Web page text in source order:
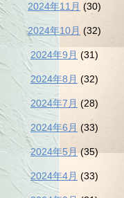
2024年11月 (30)
2024年10月 (32)
2024年9月 (31)
2024年8月 (32)
2024年7月 (28)
2024年6月 (33)
2024年5月 (35)
2024年4月 (33)